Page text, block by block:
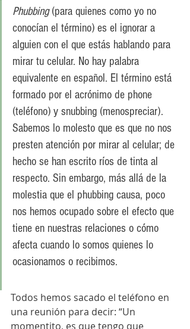
Phubbing (para quienes como yo no
conocían el término) es el ignorar a
alguien con el que estás hablando para
mirar tu celular. No hay palabra
equivalente en español. El término está
formado por el acrónimo de phone
(teléfono) y snubbing (menospreciar).
Sabemos lo molesto que es que no nos
presten atención por mirar al celular; de
hecho se han escrito ríos de tinta al
respecto. Sin embargo, más allá de la
molestia que el phubbing causa, poco
nos hemos ocupado sobre el efecto que
tiene en nuestras relaciones o cómo
afecta cuando lo somos quienes lo
ocasionamos o recibimos.
Todos hemos sacado el teléfono en
una reunión para decir: “Un
momentito, es que tengo que